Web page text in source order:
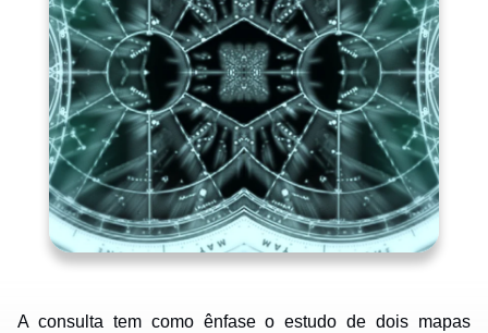
A consulta tem como ênfase o estudo de dois mapas